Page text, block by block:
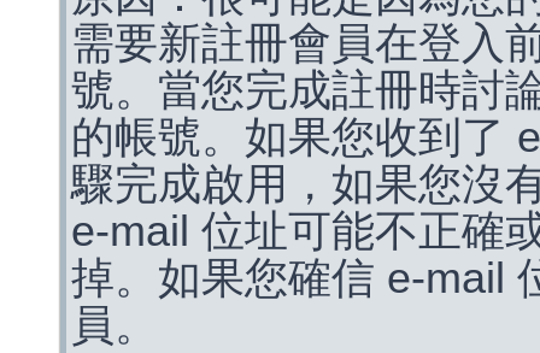
需要新註冊會員在登入
號。當您完成註冊時討
的帳號。如果您收到了
驟完成啟用，如果您沒
e-mail 位址可能不正確
掉。如果您確信 e-mail
員。